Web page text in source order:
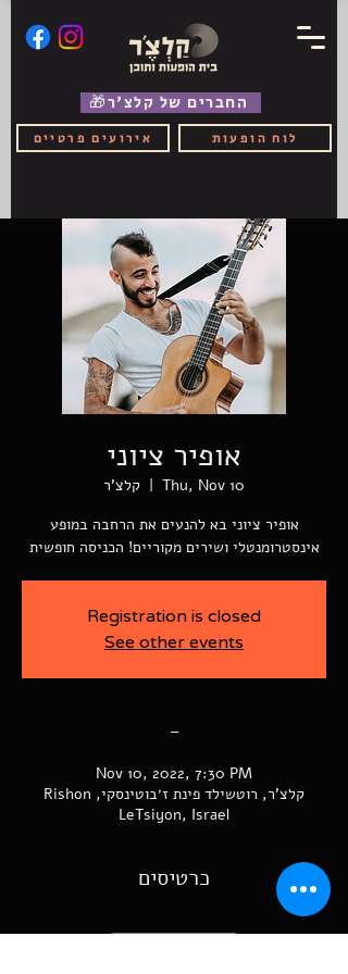
אירועים פרטיים לוח הופעות
🎁החברים של קלצ'ר
אופיר ציוני
Thu, Nov 10
  |
קלצ'ר
אופיר ציוני בא להנעים את הרחבה במופע
אינסטרומנטלי ושירים מקוריים! הכניסה חופשית
Registration is closed
See other events
-
Nov 10, 2022, 7:30 PM
קלצ'ר, רוטשילד פינת ז׳בוטינסקי, Rishon
LeTsiyon, Israel
כרטיסים